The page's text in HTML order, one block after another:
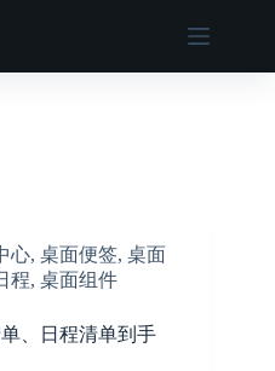
心, 桌面便签, 桌面
程, 桌面组件
、日程清单到手